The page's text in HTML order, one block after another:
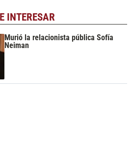
INTERESAR
Murió la relacionista pública Sofía
Neiman